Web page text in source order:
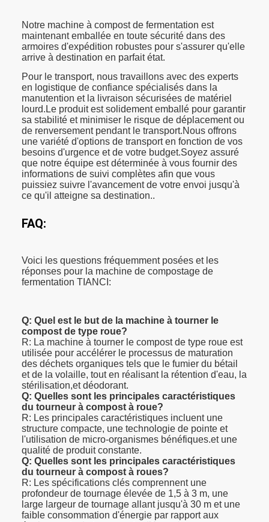
Notre machine à compost de fermentation est
maintenant emballée en toute sécurité dans des
armoires d'expédition robustes pour s'assurer qu'elle
arrive à destination en parfait état.
Pour le transport, nous travaillons avec des experts
en logistique de confiance spécialisés dans la
manutention et la livraison sécurisées de matériel
lourd.Le produit est solidement emballé pour garantir
sa stabilité et minimiser le risque de déplacement ou
de renversement pendant le transport.Nous offrons
une variété d'options de transport en fonction de vos
besoins d'urgence et de votre budget.Soyez assuré
que notre équipe est déterminée à vous fournir des
informations de suivi complètes afin que vous
puissiez suivre l'avancement de votre envoi jusqu'à
ce qu'il atteigne sa destination..
FAQ:
Voici les questions fréquemment posées et les
réponses pour la machine de compostage de
fermentation TIANCI:
Q: Quel est le but de la machine à tourner le
compost de type roue?
R: La machine à tourner le compost de type roue est
utilisée pour accélérer le processus de maturation
des déchets organiques tels que le fumier du bétail
et de la volaille, tout en réalisant la rétention d'eau, la
stérilisation,et déodorant.
Q: Quelles sont les principales caractéristiques
du tourneur à compost à roue?
R: Les principales caractéristiques incluent une
structure compacte, une technologie de pointe et
l'utilisation de micro-organismes bénéfiques.et une
qualité de produit constante.
Q: Quelles sont les principales caractéristiques
du tourneur à compost à roues?
R: Les spécifications clés comprennent une
profondeur de tournage élevée de 1,5 à 3 m, une
large largeur de tournage allant jusqu'à 30 m et une
faible consommation d'énergie par rapport aux